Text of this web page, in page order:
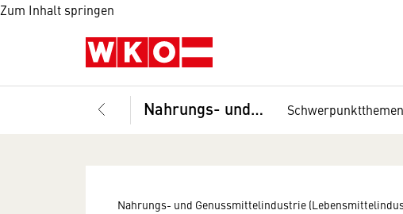
Zum Inhalt springen
Nahrungs- und Genussmittelindustrie (Lebensmittelindustrie), Fachverband Schwerpunktthemen
Nahrungs- und Genussmittelindustrie